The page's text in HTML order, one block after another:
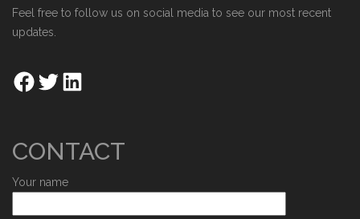
Feel free to follow us on social media to see our most recent
updates.
CONTACT
Your name